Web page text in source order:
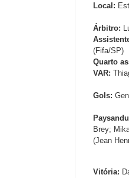
Local:
Árbitro:
(Fifa/SP)
Quarto
VAR:
Gols:
Brey;
(Jean
Vitória: